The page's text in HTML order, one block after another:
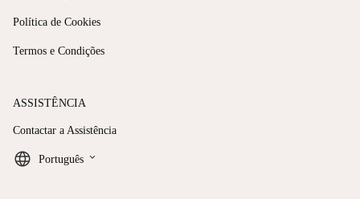
Política de Cookies
Termos e Condições
ASSISTÊNCIA
Contactar a Assistência
Português keyboard_arrow_down